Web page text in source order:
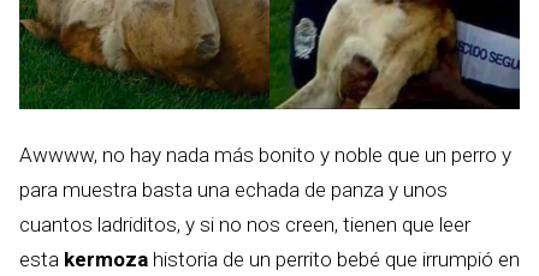
Awwww, no hay nada más bonito y noble que un perro y
para muestra basta una echada de panza y unos
cuantos ladriditos, y si no nos creen, tienen que leer
esta kermoza historia de un perrito bebé que irrumpió en